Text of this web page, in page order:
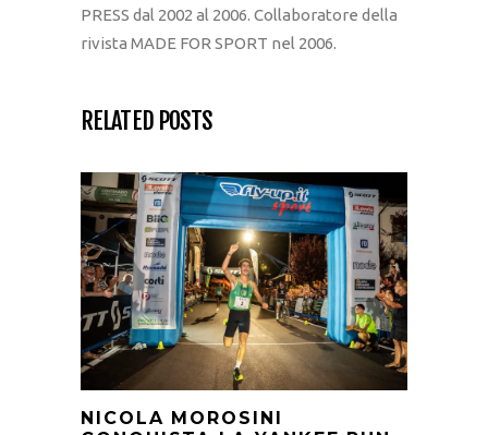
PRESS dal 2002 al 2006. Collaboratore della
rivista MADE FOR SPORT nel 2006.
RELATED POSTS
NICOLA MOROSINI